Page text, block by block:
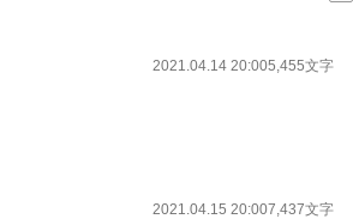
2021.04.14 20:005,455文字
2021.04.15 20:007,437文字